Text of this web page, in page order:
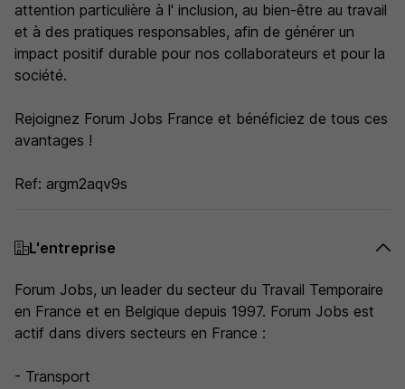
attention particulière à l' inclusion, au bien-être au travail
et à des pratiques responsables, afin de générer un
impact positif durable pour nos collaborateurs et pour la
société.
Rejoignez Forum Jobs France et bénéficiez de tous ces
avantages !
Ref: argm2aqv9s
L'entreprise
Forum Jobs, un leader du secteur du Travail Temporaire
en France et en Belgique depuis 1997. Forum Jobs est
actif dans divers secteurs en France :
- Transport